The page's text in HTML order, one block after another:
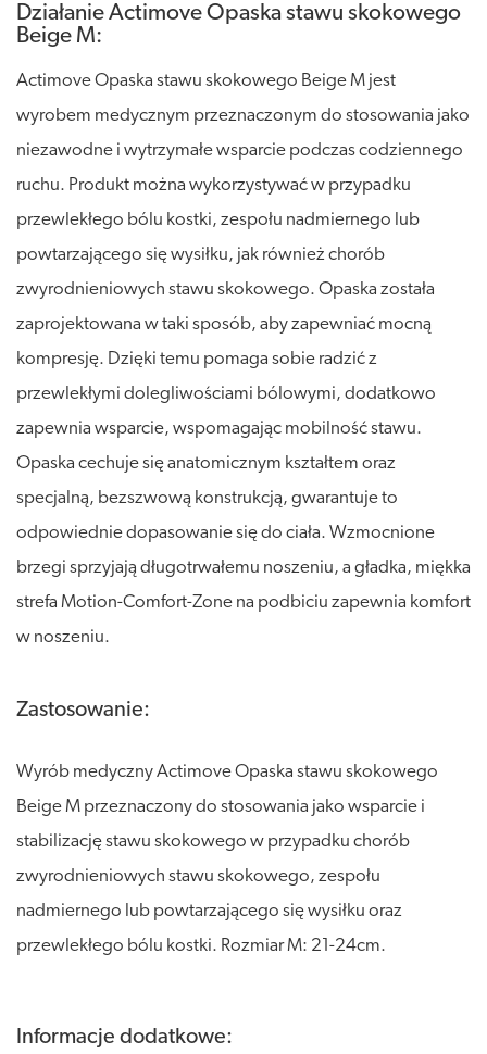
Działanie Actimove Opaska stawu skokowego
Beige M:
Actimove Opaska stawu skokowego Beige M jest
wyrobem medycznym przeznaczonym do stosowania jako
niezawodne i wytrzymałe wsparcie podczas codziennego
ruchu. Produkt można wykorzystywać w przypadku
przewlekłego bólu kostki, zespołu nadmiernego lub
powtarzającego się wysiłku, jak również chorób
zwyrodnieniowych stawu skokowego. Opaska została
zaprojektowana w taki sposób, aby zapewniać mocną
kompresję. Dzięki temu pomaga sobie radzić z
przewlekłymi dolegliwościami bólowymi, dodatkowo
zapewnia wsparcie, wspomagając mobilność stawu.
Opaska cechuje się anatomicznym kształtem oraz
specjalną, bezszwową konstrukcją, gwarantuje to
odpowiednie dopasowanie się do ciała. Wzmocnione
brzegi sprzyjają długotrwałemu noszeniu, a gładka, miękka
strefa Motion-Comfort-Zone na podbiciu zapewnia komfort
w noszeniu.
Zastosowanie:
Wyrób medyczny Actimove Opaska stawu skokowego
Beige M przeznaczony do stosowania jako wsparcie i
stabilizację stawu skokowego w przypadku chorób
zwyrodnieniowych stawu skokowego, zespołu
nadmiernego lub powtarzającego się wysiłku oraz
przewlekłego bólu kostki. Rozmiar M: 21-24cm.
Informacje dodatkowe: